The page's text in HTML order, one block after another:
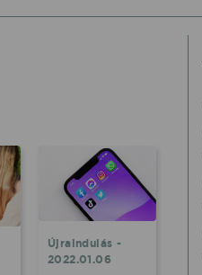
Újraindulás -
2022.01.06